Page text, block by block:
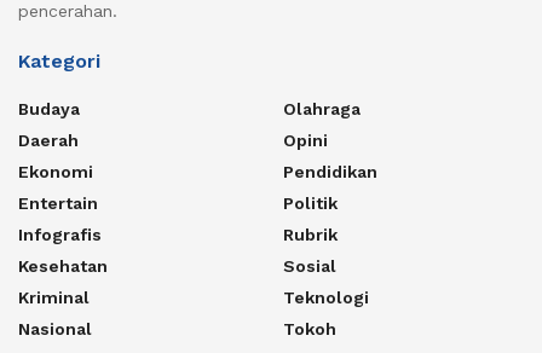
pencerahan.
Kategori
Budaya
Daerah
Ekonomi
Entertain
Infografis
Kesehatan
Kriminal
Nasional
Olahraga
Opini
Pendidikan
Politik
Rubrik
Sosial
Teknologi
Tokoh